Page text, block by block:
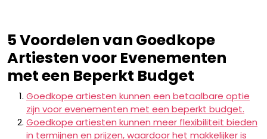
5 Voordelen van Goedkope
Artiesten voor Evenementen
met een Beperkt Budget
Goedkope artiesten kunnen een betaalbare optie
zijn voor evenementen met een beperkt budget.
Goedkope artiesten kunnen meer flexibiliteit bieden
in termijnen en prijzen, waardoor het makkelijker is